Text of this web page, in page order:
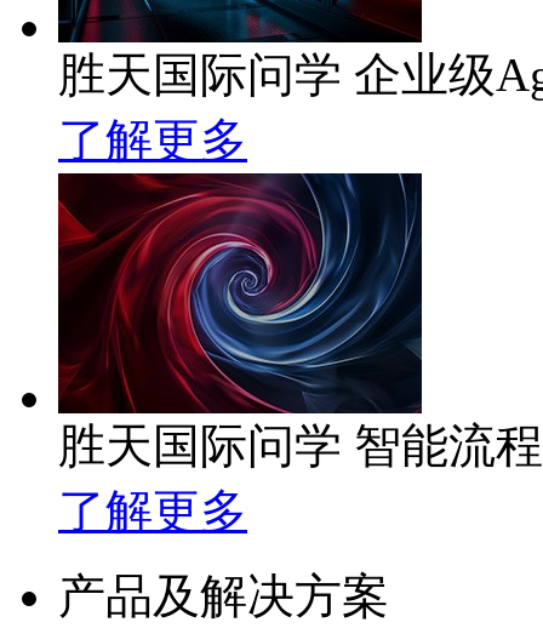
胜天国际问学 企业级
了解更多
胜天国际问学 智能流
了解更多
产品及解决方案